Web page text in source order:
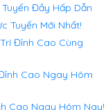
Đầy Hấp Dẫn
Tuyến Mới Nhất!
Đỉnh Cao Cùng
Cao Ngay Hôm
Cao Ngay Hôm Nay!